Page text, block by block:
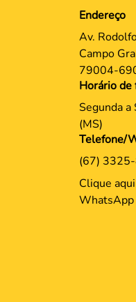
Endereço
Av.
Campo
79004-
Horário de
Segunda
(MS)
Telefone/
(67)
Clique
WhatsApp